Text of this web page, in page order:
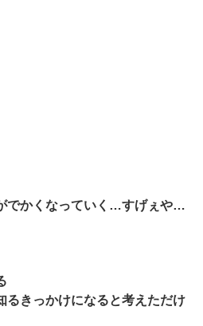
でかくなっていく…すげぇや…
るきっかけになると考えただけ